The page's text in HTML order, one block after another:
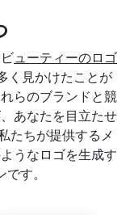
ューティーのロゴ
く見かけたことが
らのブランドと競
あなたを目立たせ
たちが提供するメ
うなロゴを生成す
す。